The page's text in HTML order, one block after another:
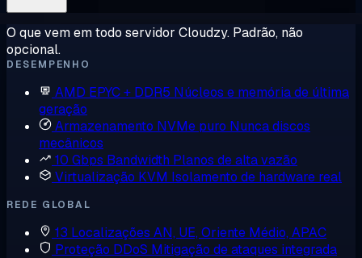
O que vem em todo servidor Cloudzy. Padrão, não
opcional.
DESEMPENHO
AMD EPYC + DDR5 Núcleos e memória de última
geração
Armazenamento NVMe puro Nunca discos
mecânicos
10 Gbps Bandwidth Planos de alta vazão
Virtualização KVM Isolamento de hardware real
REDE GLOBAL
13 Localizações AN, UE, Oriente Médio, APAC
Proteção DDoS Mitigação de ataques integrada